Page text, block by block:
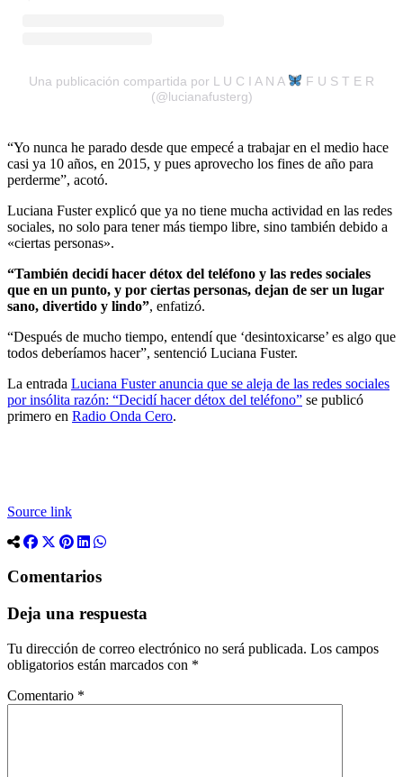
Una publicación compartida por L U C I A N A
F U S T E R
(@lucianafusterg)
“Yo nunca he parado desde que empecé a trabajar en el medio hace
casi ya 10 años, en 2015, y pues aprovecho los fines de año para
perderme”, acotó.
Luciana Fuster explicó que ya no tiene mucha actividad en las redes
sociales, no solo para tener más tiempo libre, sino también debido a
«ciertas personas».
“También decidí hacer détox del teléfono y las redes sociales
que en un punto, y por ciertas personas, dejan de ser un lugar
sano, divertido y lindo”, enfatizó.
“Después de mucho tiempo, entendí que ‘desintoxicarse’ es algo que
todos deberíamos hacer”, sentenció Luciana Fuster.
La entrada Luciana Fuster anuncia que se aleja de las redes sociales
por insólita razón: “Decidí hacer détox del teléfono” se publicó
primero en Radio Onda Cero.
Source link
Comentarios
Deja una respuesta
Tu dirección de correo electrónico no será publicada. Los campos
obligatorios están marcados con *
Comentario *